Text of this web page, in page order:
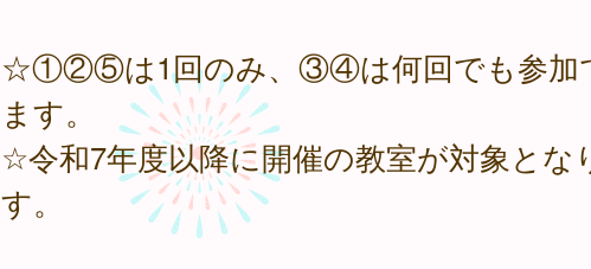
☆①②⑤は1回のみ、③④は何回でも参加
ます。
☆令和7年度以降に開催の教室が対象とな
す。